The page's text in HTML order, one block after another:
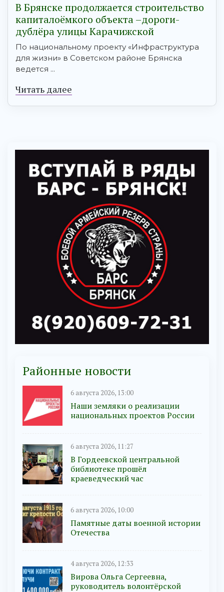
В Брянске продолжается строительство
капиталоёмкого объекта –дороги-
дублёра улицы Карачижской
По национальному проекту «Инфраструктура
для жизни» в Советском районе Брянска
ведется ...
Читать далее
Районные новости
6 августа 2026, 13:00
Наши земляки о реализации
национальных проектов России
6 августа 2026, 11:27
В Гордеевской центральной
библиотеке прошёл
краеведческий час
6 августа 2026, 10:00
Памятные даты военной истории
Отечества
4 августа 2026, 12:33
Вирова Ольга Сергеевна,
руководитель волонтёрской